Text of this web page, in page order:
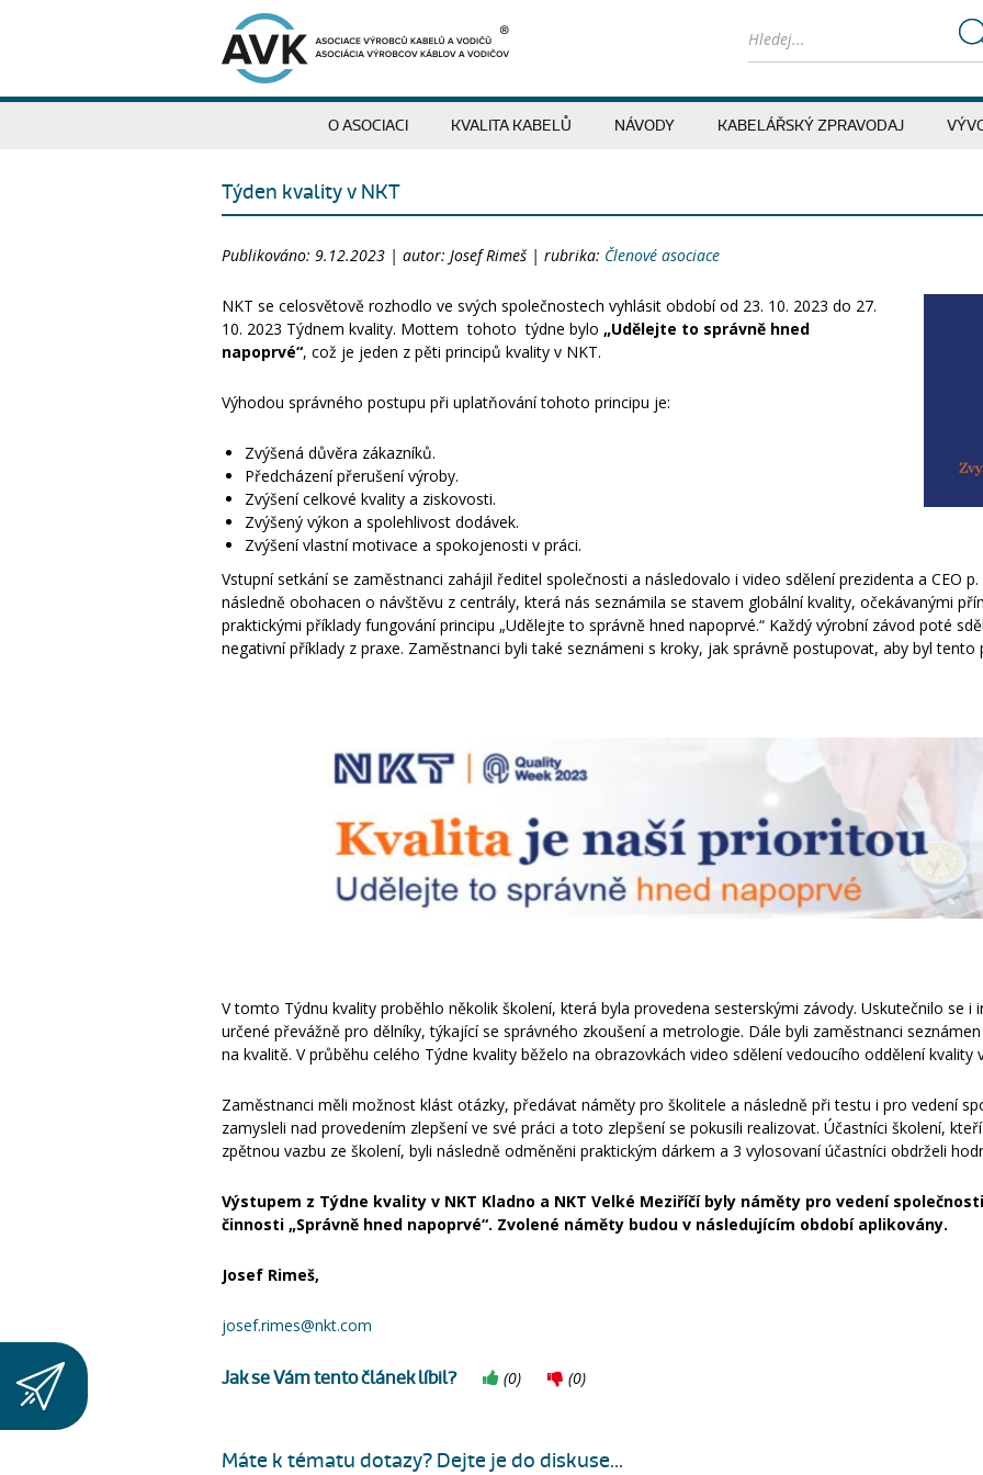
O ASOCIACI KVALITA KABELŮ NÁVODY KABELÁŘSKÝ ZPRAVODAJ
Týden kvality v NKT
Publikováno: 9.12.2023 | autor: Josef Rimeš | rubrika: Členové asociace
NKT se celosvětově rozhodlo ve svých společnostech vyhlásit období od 23. 10. 2023 do 27.
10. 2023 Týdnem kvality. Mottem tohoto týdne bylo „Udělejte to správně hned
napoprvé“, což je jeden z pěti principů kvality v NKT.
Výhodou správného postupu při uplatňování tohoto principu je:
Zvýšená důvěra zákazníků.
Předcházení přerušení výroby.
Zvýšení celkové kvality a ziskovosti.
Zvýšený výkon a spolehlivost dodávek.
Zvýšení vlastní motivace a spokojenosti v práci.
Vstupní setkání se zaměstnanci zahájil ředitel společnosti a následovalo i video sdělení prezidenta a CEO
následně obohacen o návštěvu z centrály, která nás seznámila se stavem globální kvality, očekávanými
praktickými příklady fungování principu „Udělejte to správně hned napoprvé.“ Každý výrobní závod poté
negativní příklady z praxe. Zaměstnanci byli také seznámeni s kroky, jak správně postupovat, aby byl tento
V tomto Týdnu kvality proběhlo několik školení, která byla provedena sesterskými závody. Uskutečnilo se i
určené převážně pro dělníky, týkající se správného zkoušení a metrologie. Dále byli zaměstnanci
na kvalitě. V průběhu celého Týdne kvality běželo na obrazovkách video sdělení vedoucího oddělení kvality
Zaměstnanci měli možnost klást otázky, předávat náměty pro školitele a následně při testu i pro vedení
zamysleli nad provedením zlepšení ve své práci a toto zlepšení se pokusili realizovat. Účastníci školení,
zpětnou vazbu ze školení, byli následně odměněni praktickým dárkem a 3 vylosovaní účastníci obdrželi
Výstupem z Týdne kvality v NKT Kladno a NKT Velké Meziříčí byly náměty pro vedení
činnosti „Správně hned napoprvé“. Zvolené náměty budou v následujícím období aplikovány.
Josef Rimeš,
josef.rimes@nkt.com
Jak se Vám tento článek líbil? (0) (0)
Máte k tématu dotazy? Dejte je do diskuse...